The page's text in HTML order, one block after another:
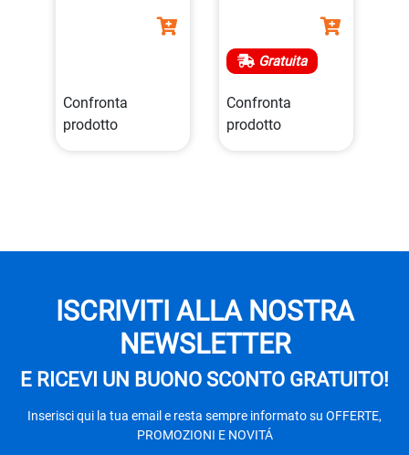
Confronta
prodotto
Gratuita
Confronta
prodotto
ISCRIVITI ALLA NOSTRA
NEWSLETTER
E RICEVI UN BUONO SCONTO GRATUITO!
Inserisci qui la tua email e resta sempre informato su OFFERTE,
PROMOZIONI E NOVITÁ